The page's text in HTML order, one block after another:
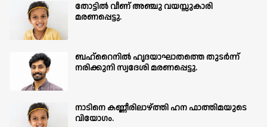
തോട്ടിൽ വീണ് അഞ്ചു വയസ്സുകാരി
മരണപ്പെട്ടു.
ബഹ്‌റൈനിൽ ഹൃദയാഘാതത്തെ തുടർന്ന്
നരിക്കുനി സ്വദേശി മരണപ്പെട്ടു.
നാടിനെ കണ്ണീരിലാഴ്ത്തി ഹന ഫാത്തിമയുടെ
വിയോഗം.